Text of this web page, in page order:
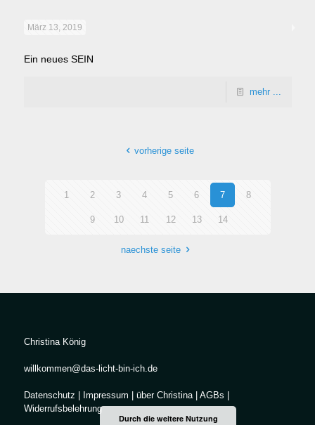
März 13, 2019
Ein neues SEIN
mehr ...
vorherige seite
1 2 3 4 5 6 7 8
9 10 11 12 13 14
naechste seite
Christina König
willkommen@das-licht-bin-ich.de
Datenschutz Impressum über Christina| AGBs
Widerrufsbelehrung
Durch die weitere Nutzung